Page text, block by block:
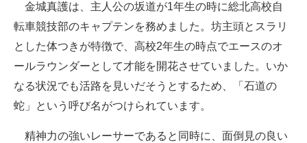
金城真護は、主人公の坂道が1年生の時に総北高校自
転車競技部のキャプテンを務めました。坊主頭とスラリ
とした体つきが特徴で、高校2年生の時点でエースのオ
ールラウンダーとして才能を開花させていました。いか
なる状況でも活路を見いだそうとするため、「石道の
蛇」という呼び名がつけられています。
精神力の強いレーサーであると同時に、面倒見の良い